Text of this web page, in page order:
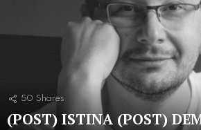
50 Shares
(POST) ISTINA (POST)